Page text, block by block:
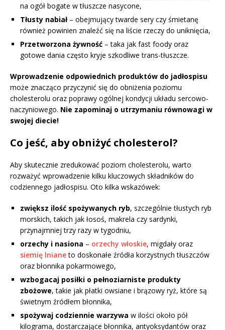
na ogół bogate w tłuszcze nasycone,
Tłusty nabiał– obejmujący twarde sery czy śmietanę
również powinien znaleźć się na liście rzeczy do uniknięcia,
Przetworzona żywność – taka jak fast foody oraz
gotowe dania często kryje szkodliwe trans-tłuszcze.
Wprowadzenie odpowiednich produktów do jadłospisu
może znacząco przyczynić się do obniżenia poziomu
cholesterolu oraz poprawy ogólnej kondycji układu sercowo-
naczyniowego. Nie zapominaj o utrzymaniu równowagi w
swojej diecie!
Co jeść, aby obniżyć cholesterol?
Aby skutecznie zredukować poziom cholesterolu, warto
rozważyć wprowadzenie kilku kluczowych składników do
codziennego jadłospisu. Oto kilka wskazówek:
zwiększ ilość spożywanych ryb, szczególnie tłustych ryb
morskich, takich jak łosoś, makrela czy sardynki,
przynajmniej trzy razy w tygodniu,
orzechy i nasiona – orzechy włoskie, migdały oraz
siemię lnianeto doskonałe źródła korzystnych tłuszczów
oraz błonnika pokarmowego,
wzbogacaj posiłki o pełnoziarniste produkty
zbożowe, takie jak płatki owsiane i brązowy ryż, które są
świetnym źródłem błonnika,
spożywaj codziennie warzywa w ilości około pół
kilograma, dostarczające błonnika, antyoksydantów oraz